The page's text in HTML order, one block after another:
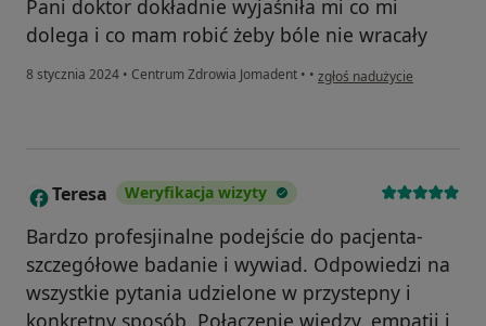
Pani doktor dokładnie wyjaśniła mi co mi
dolega i co mam robić żeby bóle nie wracały
8 stycznia 2024 • Centrum Zdrowia Jomadent • • w opinii użytkownika UN
zgłoś nadużycie
T Teresa Weryfikacja wizyty
Bardzo profesjinalne podejście do pacjenta-
szczegółowe badanie i wywiad. Odpowiedzi na
wszystkie pytania udzielone w przystepny i
konkretny sposób. Połączenie wiedzy, empatii i